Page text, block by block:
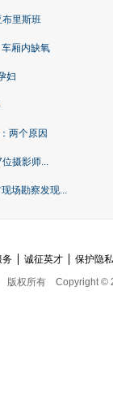
里斯班
厢内缺氧
妇
两个原因
摄影师...
场勘察发现...
务 诚征英才
保护隐
版权所有 Copyright ©